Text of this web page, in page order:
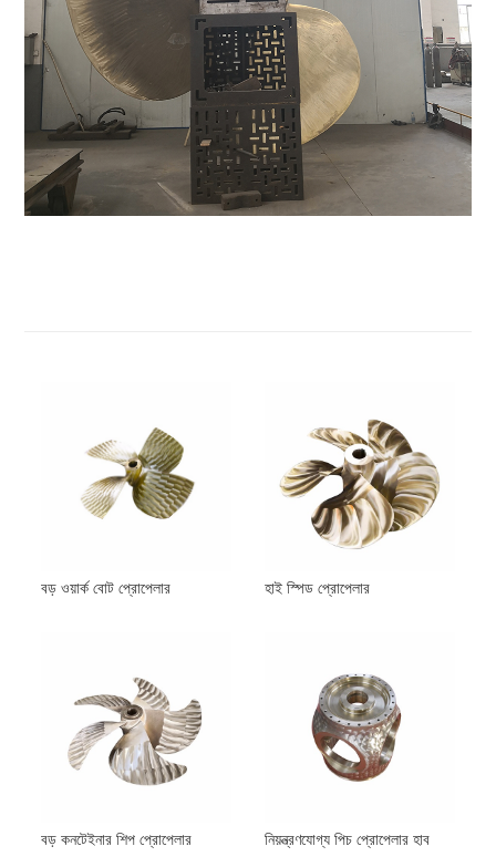
বড় ওয়ার্ক বোট প্রোপেলার হাই স্পিড প্রোপেলার
বড় কনটেইনার শিপ প্রোপেলার নিয়ন্ত্রণযোগ্য পিচ প্রোপেলার হাব